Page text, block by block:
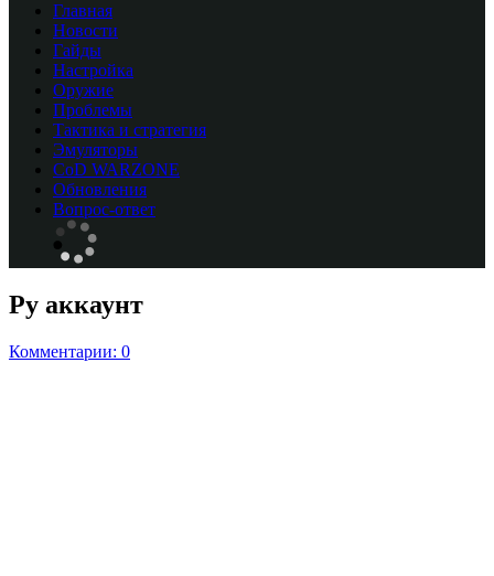
Главная
Новости
Гайды
Настройка
Оружие
Проблемы
Тактика и стратегия
Эмуляторы
CоD WARZONE
Обновления
Вопрос-ответ
Ру аккаунт
Комментарии: 0